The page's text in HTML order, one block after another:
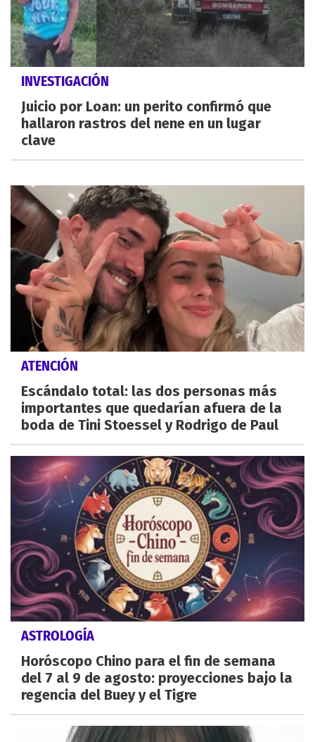
INVESTIGACIÓN
Juicio por Loan: un perito confirmó que
hallaron rastros del nene en un lugar
clave
ATENCIÓN
Escándalo total: las dos personas más
importantes que quedarían afuera de la
boda de Tini Stoessel y Rodrigo de Paul
ASTROLOGÍA
Horóscopo Chino para el fin de semana
del 7 al 9 de agosto: proyecciones bajo la
regencia del Buey y el Tigre